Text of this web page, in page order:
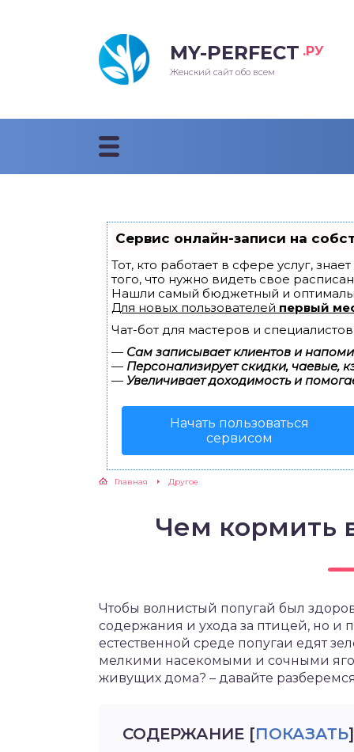
MY-PERFECT .РУ
Женский сайт обо всем
Сервис онлайн-записи на
Тот, кто работает в сфере услуг,
того, что нужно видеть свое
Нашли самый бюджетный и
Для новых пользователей первый
Чат-бот для мастеров и
— Сам записывает клиентов и
— Персонализирует скидки, чаевые,
— Увеличивает доходимость и
Начать пользоваться
сервисом
Главная Другое
Чем кормить
Чтобы волнистый попугай был
содержания и ухода за птицей, но и
естественной среде попугаи едят
мелкими насекомыми и сочными
живущих дома? – давайте
СОДЕРЖАНИЕ [ПОКАЗАТЬ]
прически 2018
стрижки 2018